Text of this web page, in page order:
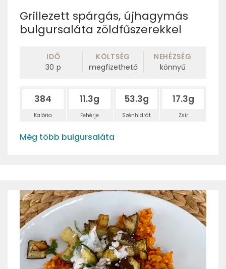
Grillezett spárgás, újhagymás
bulgursaláta zöldfűszerekkel
IDŐ
30 p
KÖLTSÉG
megfizethető
NEHÉZSÉG
könnyű
384
Kalória
11.3g
Fehérje
53.3g
Szénhidrát
17.3g
Zsír
Még több bulgursaláta